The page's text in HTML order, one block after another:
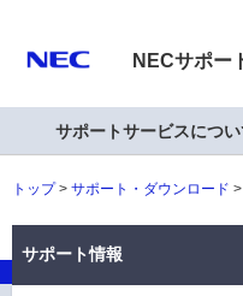
NECサポー
サポートサービスについ
トップ サポート・ダウンロード
サポート情報